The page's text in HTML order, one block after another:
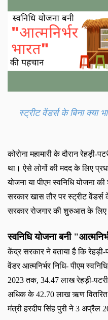
स्ट्रीट वेंडर्स के बिना क्या
कोरोना महामारी के दौरान रेहड़ी-
था। ऐसे लोगों की मदद के लिए
योजना या पीएम स्वनिधि योजना
सरकार खास तौर पर स्ट्रीट
सरकार रोजगार की शुरुआत के लिए
स्वनिधि योजना बनी
केंद्र सरकार ने बताया है कि रेहड़ी-
वेंडर आत्‍मनिर्भर निधि- पीएम
2023तक, 34.47लाख रेहड़ी-
अधिक के42.70लाख ऋण
मंत्री हरदीप सिंह पुरी ने3 अप्रैल